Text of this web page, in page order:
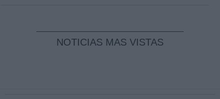
NOTICIAS MAS VISTAS